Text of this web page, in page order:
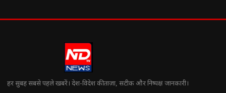
हर सुबह सबसे पहले खबरें। देश-विदेश की ताज़ा, सटीक और निष्पक्ष जानकारी।